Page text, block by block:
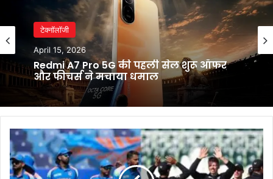
टेक्नॉलॉजी
April 15, 2026
Redmi A7 Pro 5G की पहली सेल शुरू ऑफर
और फीचर्स ने मचाया धमाल
ICC
Champions
Trophy
2025: